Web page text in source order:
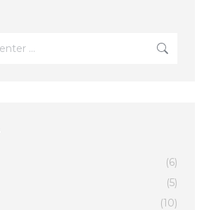
(6)
(5)
(10)